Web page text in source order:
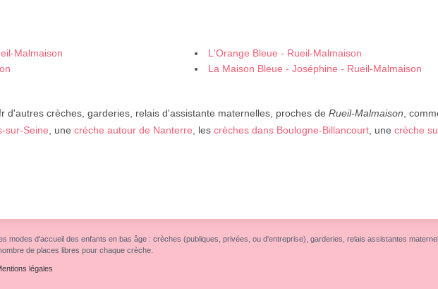
Malmaison
L'Orange Bleue - Rueil-Malmaison
La Maison Bleue - Joséphine - Rueil-Malmaison
d'autres crèches, garderies, relais d'assistante maternelles, proches de Rueil-Malmaison,
sur-Seine, une crèche autour de Nanterre, les crèches dans Boulogne-Billancourt, une crèche
modes d'accueil des enfants en bas âge : crèches (publiques, privées, ou d'entreprise), garderies, relais assistantes
de places libres pour chaque crèche.
légales